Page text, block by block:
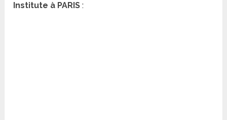
Institute à PARIS :